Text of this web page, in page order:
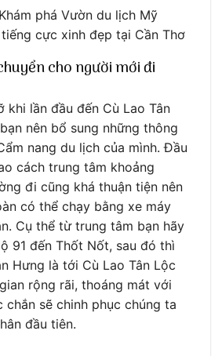
phá Vườn du lịch Mỹ
tiếng cực xinh đẹp tại Cần Thơ
cho người mới đi
khi lần đầu đến Cù Lao Tân
nên bổ sung những thông
nang du lịch của mình. Đầu
cách trung tâm khoảng
đi cũng khá thuận tiện nên
có thể chạy bằng xe máy
Cụ thể từ trung tâm bạn hãy
91 đến Thốt Nốt, sau đó thì
Hưng là tới Cù Lao Tân Lộc
rộng rãi, thoáng mát với
chắn sẽ chinh phục chúng ta
đầu tiên.